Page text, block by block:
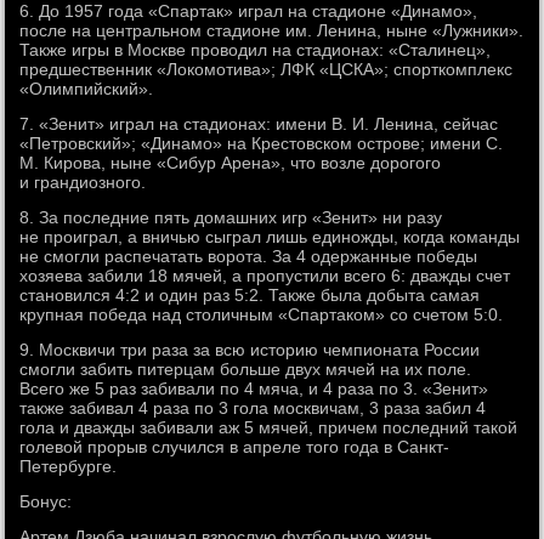
6. До 1957 года «Спартак» играл на стадионе «Динамо»,
после на центральном стадионе им. Ленина, ныне «Лужники».
Также игры в Москве проводил на стадионах: «Сталинец»,
предшественник «Локомотива»; ЛФК «ЦСКА»; спорткомплекс
«Олимпийский».
7. «Зенит» играл на стадионах: имени В. И. Ленина, сейчас
«Петровский»; «Динамо» на Крестовском острове; имени С.
М. Кирова, ныне «Сибур Арена», что возле дорогого
и грандиозного.
8. За последние пять домашних игр «Зенит» ни разу
не проиграл, а вничью сыграл лишь единожды, когда команды
не смогли распечатать ворота. За 4 одержанные победы
хозяева забили 18 мячей, а пропустили всего 6: дважды счет
становился 4:2 и один раз 5:2. Также была добыта самая
крупная победа над столичным «Спартаком» со счетом 5:0.
9. Москвичи три раза за всю историю чемпионата России
смогли забить питерцам больше двух мячей на их поле.
Всего же 5 раз забивали по 4 мяча, и 4 раза по 3. «Зенит»
также забивал 4 раза по 3 гола москвичам, 3 раза забил 4
гола и дважды забивали аж 5 мячей, причем последний такой
голевой прорыв случился в апреле того года в Санкт-
Петербурге.
Бонус: